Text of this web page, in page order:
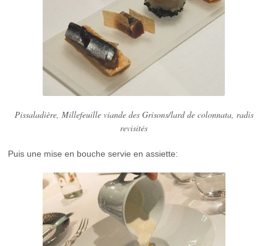
Pissaladière, Millefeuille viande des Grisons/lard de colonnata, radis
revisités
Puis une mise en bouche servie en assiette: